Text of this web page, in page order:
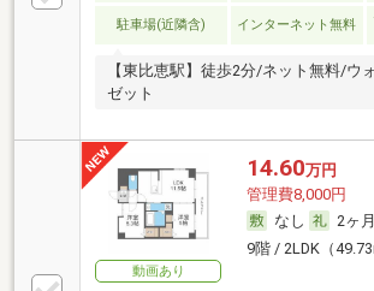
駐車場(近隣含) インターネット無料
【東比恵駅】徒歩2分/ネット無料/ウ
ゼット
動画あり
14.60万円
管理費8,000円
なし
2ヶ月
9階 / 2LDK（